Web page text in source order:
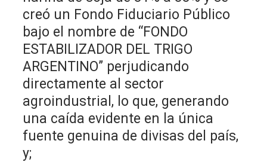
creó un Fondo Fiduciario Público
bajo el nombre de “FONDO
ESTABILIZADOR DEL TRIGO
ARGENTINO” perjudicando
directamente al sector
agroindustrial, lo que, generando
una caída evidente en la única
fuente genuina de divisas del país,
y;